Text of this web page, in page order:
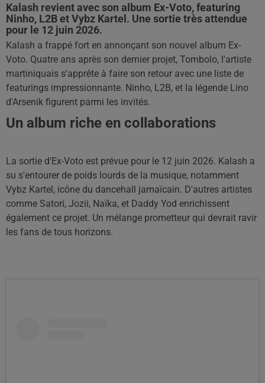
Kalash revient avec son album Ex-Voto, featuring
Ninho, L2B et Vybz Kartel. Une sortie très attendue
pour le 12 juin 2026.
Kalash a frappé fort en annonçant son nouvel album Ex-
Voto. Quatre ans après son dernier projet, Tombolo, l'artiste
martiniquais s'apprête à faire son retour avec une liste de
featurings impressionnante. Ninho, L2B, et la légende Lino
d'Arsenik figurent parmi les invités.
Un album riche en collaborations
La sortie d'Ex-Voto est prévue pour le 12 juin 2026. Kalash a
su s'entourer de poids lourds de la musique, notamment
Vybz Kartel, icône du dancehall jamaïcain. D'autres artistes
comme Satori, Jozii, Naïka, et Daddy Yod enrichissent
également ce projet. Un mélange prometteur qui devrait ravir
les fans de tous horizons.